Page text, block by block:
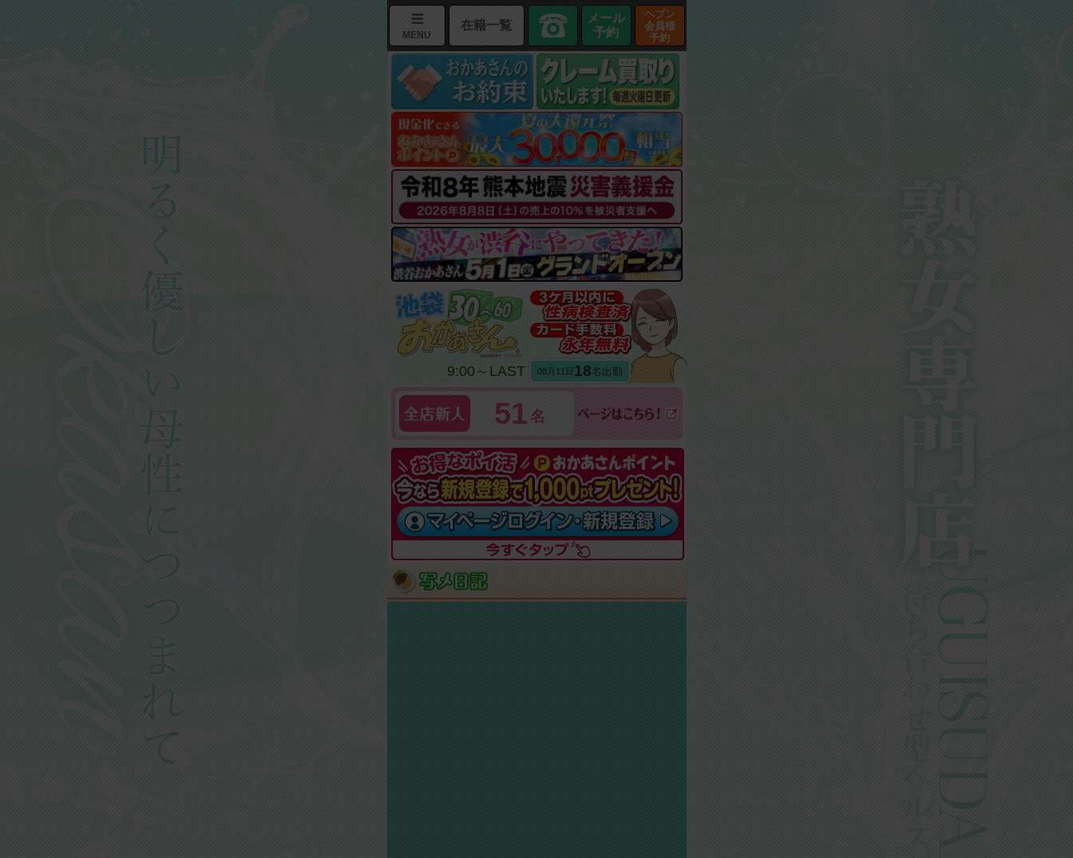
9:00～LAST 08月11日 18名出勤
51 名
MENU
在籍一覧
メール
予約
ヘブン
会員様
予約